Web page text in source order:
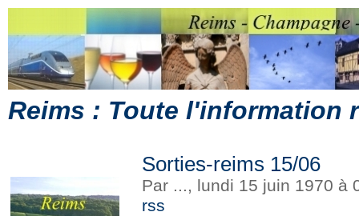
Reims : Toute l'information
Sorties-reims 15/06
Par ..., lundi 15 juin 1970 à
rss